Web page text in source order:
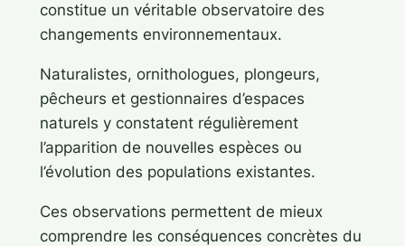
constitue un véritable observatoire des
changements environnementaux.
Naturalistes, ornithologues, plongeurs,
pêcheurs et gestionnaires d’espaces
naturels y constatent régulièrement
l’apparition de nouvelles espèces ou
l’évolution des populations existantes.
Ces observations permettent de mieux
comprendre les conséquences concrètes du